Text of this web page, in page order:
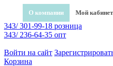
О компании Мой кабинет
343/ 301-99-18 розница
343/ 236-64-35 опт
Войти на сайт
Корзина